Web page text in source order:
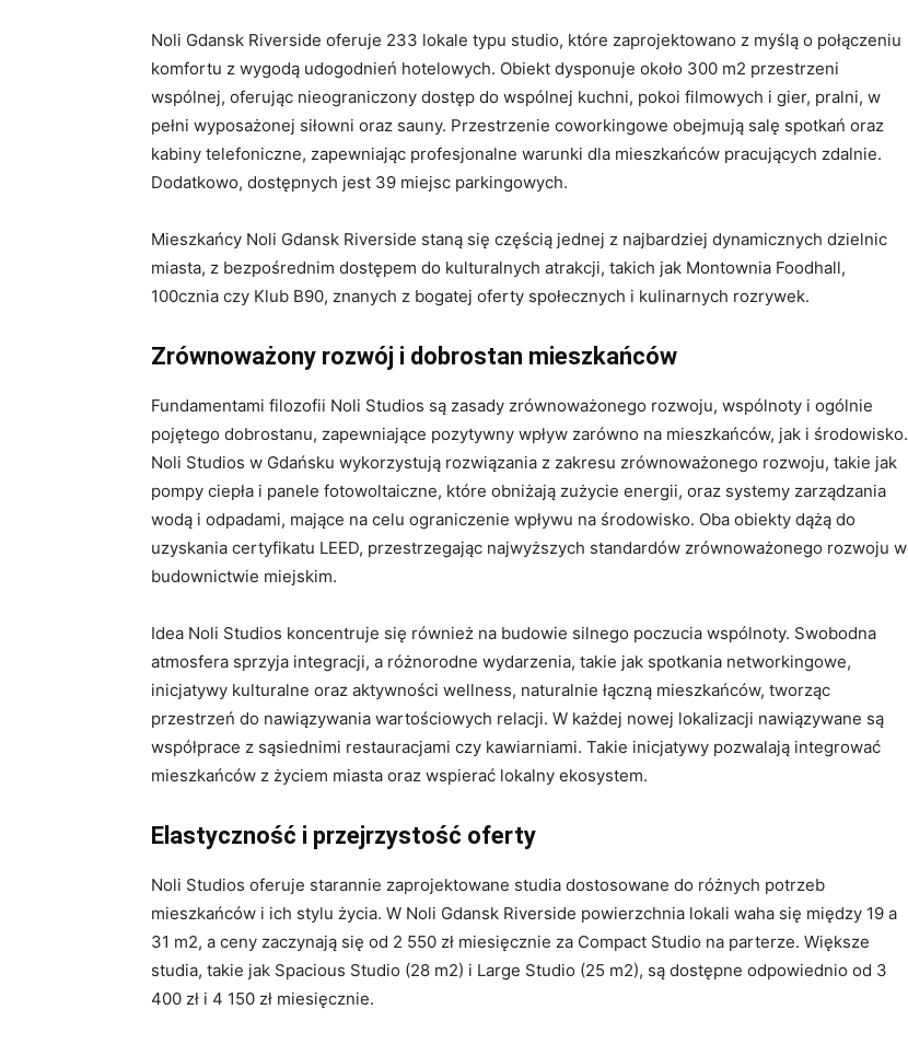
Noli Gdansk Riverside oferuje 233 lokale typu studio, które zaprojektowano z myślą o połączeniu
komfortu z wygodą udogodnień hotelowych. Obiekt dysponuje około 300 m2 przestrzeni
wspólnej, oferując nieograniczony dostęp do wspólnej kuchni, pokoi filmowych i gier, pralni, w
pełni wyposażonej siłowni oraz sauny. Przestrzenie coworkingowe obejmują salę spotkań oraz
kabiny telefoniczne, zapewniając profesjonalne warunki dla mieszkańców pracujących zdalnie.
Dodatkowo, dostępnych jest 39 miejsc parkingowych.
Mieszkańcy Noli Gdansk Riverside staną się częścią jednej z najbardziej dynamicznych dzielnic
miasta, z bezpośrednim dostępem do kulturalnych atrakcji, takich jak Montownia Foodhall,
100cznia czy Klub B90, znanych z bogatej oferty społecznych i kulinarnych rozrywek.
Zrównoważony rozwój i dobrostan mieszkańców
Fundamentami filozofii Noli Studios są zasady zrównoważonego rozwoju, wspólnoty i ogólnie
pojętego dobrostanu, zapewniające pozytywny wpływ zarówno na mieszkańców, jak i środowisko.
Noli Studios w Gdańsku wykorzystują rozwiązania z zakresu zrównoważonego rozwoju, takie jak
pompy ciepła i panele fotowoltaiczne, które obniżają zużycie energii, oraz systemy zarządzania
wodą i odpadami, mające na celu ograniczenie wpływu na środowisko. Oba obiekty dążą do
uzyskania certyfikatu LEED, przestrzegając najwyższych standardów zrównoważonego rozwoju w
budownictwie miejskim.
Idea Noli Studios koncentruje się również na budowie silnego poczucia wspólnoty. Swobodna
atmosfera sprzyja integracji, a różnorodne wydarzenia, takie jak spotkania networkingowe,
inicjatywy kulturalne oraz aktywności wellness, naturalnie łączną mieszkańców, tworząc
przestrzeń do nawiązywania wartościowych relacji. W każdej nowej lokalizacji nawiązywane są
współprace z sąsiednimi restauracjami czy kawiarniami. Takie inicjatywy pozwalają integrować
mieszkańców z życiem miasta oraz wspierać lokalny ekosystem.
Elastyczność i przejrzystość oferty
Noli Studios oferuje starannie zaprojektowane studia dostosowane do różnych potrzeb
mieszkańców i ich stylu życia. W Noli Gdansk Riverside powierzchnia lokali waha się między 19 a
31 m2, a ceny zaczynają się od 2 550 zł miesięcznie za Compact Studio na parterze. Większe
studia, takie jak Spacious Studio (28 m2) i Large Studio (25 m2), są dostępne odpowiednio od 3
400 zł i 4 150 zł miesięcznie.